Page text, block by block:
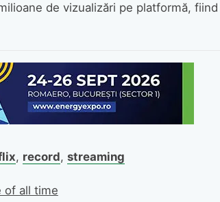
de vizualizări pe platformă, fiind
, record, streaming
of all time